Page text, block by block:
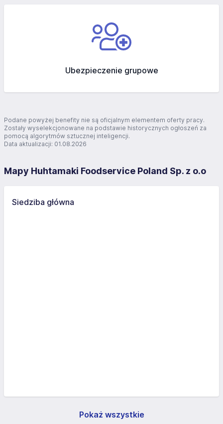
Ubezpieczenie grupowe
Podane powyżej benefity nie są oficjalnym elementem oferty pracy.
Zostały wyselekcjonowane na podstawie historycznych ogłoszeń za
pomocą algorytmów sztucznej inteligencji.
Data aktualizacji: 01.08.2026
Mapy Huhtamaki Foodservice Poland Sp. z o.o
Siedziba główna
Pokaż wszystkie